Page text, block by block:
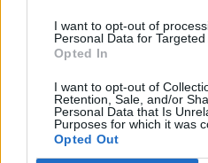
I want to opt-out of
Personal Data for Targeted
Opted In
I want to opt-out of
Retention, Sale, and/or
Personal Data that Is
Purposes for which it was
Opted Out
Classic